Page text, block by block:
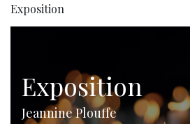
Exposition
Exposition
Jeannine Plouffe